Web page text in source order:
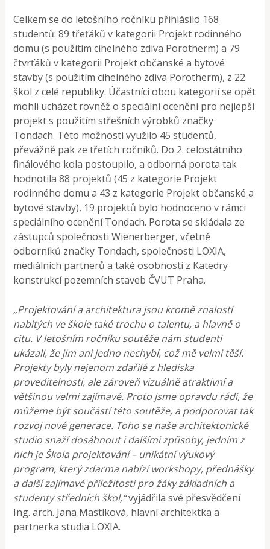
Celkem se do letošního ročníku přihlásilo 168
studentů: 89 třeťáků v kategorii Projekt rodinného
domu (s použitím cihelného zdiva Porotherm) a 79
čtvrťáků v kategorii Projekt občanské a bytové
stavby (s použitím cihelného zdiva Porotherm), z 22
škol z celé republiky. Účastníci obou kategorií se opět
mohli ucházet rovněž o speciální ocenění pro nejlepší
projekt s použitím střešních výrobků značky
Tondach. Této možnosti využilo 45 studentů,
převážně pak ze třetích ročníků. Do 2. celostátního
finálového kola postoupilo, a odborná porota tak
hodnotila 88 projektů (45 z kategorie Projekt
rodinného domu a 43 z kategorie Projekt občanské a
bytové stavby), 19 projektů bylo hodnoceno v rámci
speciálního ocenění Tondach. Porota se skládala ze
zástupců společnosti Wienerberger, včetně
odborníků značky Tondach, společnosti LOXIA,
mediálních partnerů a také osobnosti z Katedry
konstrukcí pozemních staveb ČVUT Praha.
„Projektování a architektura jsou kromě znalostí
nabitých ve škole také trochu o talentu, a hlavně o
citu. V letošním ročníku soutěže nám studenti
ukázali, že jim ani jedno nechybí, což mě velmi těší.
Projekty byly nejenom zdařilé z hlediska
proveditelnosti, ale zároveň vizuálně atraktivní a
většinou velmi zajímavé. Proto jsme opravdu rádi, že
můžeme být součástí této soutěže, a podporovat tak
rozvoj nové generace. Toho se naše architektonické
studio snaží dosáhnout i dalšími způsoby, jedním z
nich je Škola projektování – unikátní výukový
program, který zdarma nabízí workshopy, přednášky
a další zajímavé příležitosti pro žáky základních a
studenty středních škol,“vyjádřila své přesvědčení
Ing. arch. Jana Mastíková, hlavní architektka a
partnerka studia LOXIA.